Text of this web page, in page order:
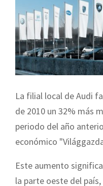
La filial local de Audi
de 2010 un 32% más
periodo del año
económico
Este aumento
la parte oeste del